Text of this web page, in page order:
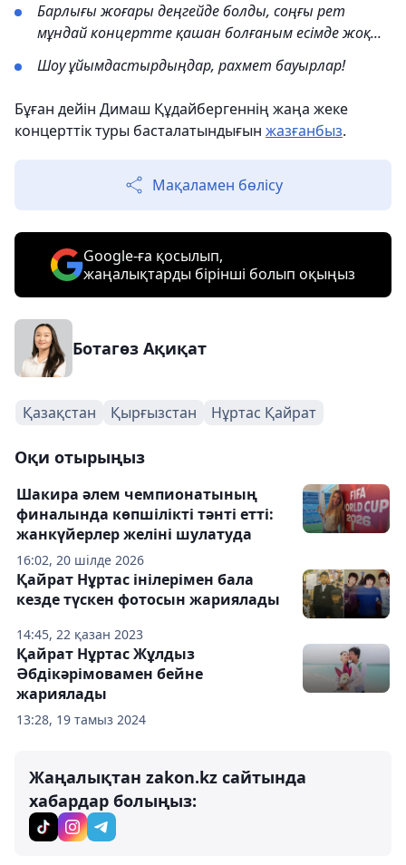
Барлығы жоғары деңгейде болды, соңғы рет
мұндай концертте қашан болғаным есімде жоқ...
Шоу ұйымдастырдыңдар, рахмет бауырлар!
Бұған дейін Димаш Құдайбергеннің жаңа жеке
концерттік туры басталатындығын жазғанбыз.
Мақаламен бөлісу
Google-ға қосылып,
жаңалықтарды бірінші болып оқыңыз
Ботагөз Ақиқат
Қазақстан Қырғызстан Нұртас Қайрат
Оқи отырыңыз
16:02, 20 шілде 2026
Шакира әлем чемпионатының
финалында көпшілікті тәнті етті:
жанкүйерлер желіні шулатуда
14:45, 22 қазан 2023
Қайрат Нұртас інілерімен бала
кезде түскен фотосын жариялады
13:28, 19 тамыз 2024
Қайрат Нұртас Жұлдыз
Әбдікәрімовамен бейне
жариялады
Жаңалықтан zakon.kz сайтында
хабардар болыңыз: